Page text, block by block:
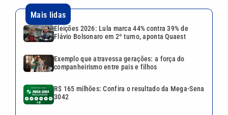
Mais lidas
Eleições 2026: Lula marca 44% contra 39% de
Flávio Bolsonaro em 2º turno, aponta Quaest
Exemplo que atravessa gerações: a força do
companheirismo entre pais e filhos
R$ 165 milhões: Confira o resultado da Mega-Sena
3042